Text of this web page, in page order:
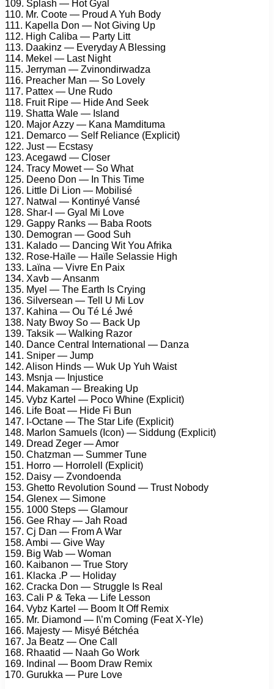
109. Splash — Hot Gyal
110. Mr. Coote — Proud A Yuh Body
111. Kapella Don — Not Giving Up
112. High Caliba — Party Litt
113. Daakinz — Everyday A Blessing
114. Mekel — Last Night
115. Jerryman — Zvinondirwadza
116. Preacher Man — So Lovely
117. Pattex — Une Rudo
118. Fruit Ripe — Hide And Seek
119. Shatta Wale — Island
120. Major Azzy — Kana Mamdituma
121. Demarco — Self Reliance (Explicit)
122. Just — Ecstasy
123. Acegawd — Closer
124. Tracy Mowet — So What
125. Deeno Don — In This Time
126. Little Di Lion — Mobilisé
127. Natwal — Kontinyé Vansé
128. Shar-I — Gyal Mi Love
129. Gappy Ranks — Baba Roots
130. Demogran — Good Suh
131. Kalado — Dancing Wit You Afrika
132. Rose-Haïle — Haïle Selassie High
133. Laïna — Vivre En Paix
134. Xavb — Ansanm
135. Myel — The Earth Is Crying
136. Silversean — Tell U Mi Lov
137. Kahina — Ou Té Lé Jwé
138. Naty Bwoy So — Back Up
139. Taksik — Walking Razor
140. Dance Central International — Danza
141. Sniper — Jump
142. Alison Hinds — Wuk Up Yuh Waist
143. Msnja — Injustice
144. Makaman — Breaking Up
145. Vybz Kartel — Poco Whine (Explicit)
146. Life Boat — Hide Fi Bun
147. I-Octane — The Star Life (Explicit)
148. Marlon Samuels (Icon) — Siddung (Explicit)
149. Dread Zeger — Amor
150. Chatzman — Summer Tune
151. Horro — Horrolell (Explicit)
152. Daisy — Zvondoenda
153. Ghetto Revolution Sound — Trust Nobody
154. Glenex — Simone
155. 1000 Steps — Glamour
156. Gee Rhay — Jah Road
157. Cj Dan — From A War
158. Ambi — Give Way
159. Big Wab — Woman
160. Kaibanon — True Story
161. Klacka .P — Holiday
162. Cracka Don — Struggle Is Real
163. Cali P & Teka — Life Lesson
164. Vybz Kartel — Boom It Off Remix
165. Mr. Diamond — I\’m Coming (Feat X-Yle)
166. Majesty — Misyé Bétchéa
167. Ja Beatz — One Call
168. Rhaatid — Naah Go Work
169. Indinal — Boom Draw Remix
170. Gurukka — Pure Love